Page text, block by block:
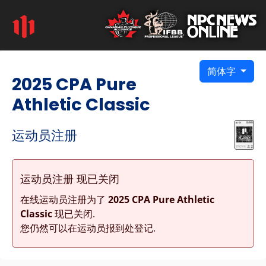
简体字
2025 CPA Pure
Athletic Classic
运动员注册
运动员注册 现已关闭
在线运动员注册为了 2025 CPA Pure Athletic
Classic现已关闭.
您仍然可以在运动员报到处登记.